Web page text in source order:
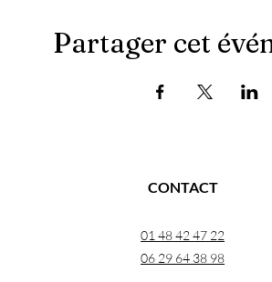
Partager cet
CONTACT
01 48 42 47 22
06 29 64 38 98